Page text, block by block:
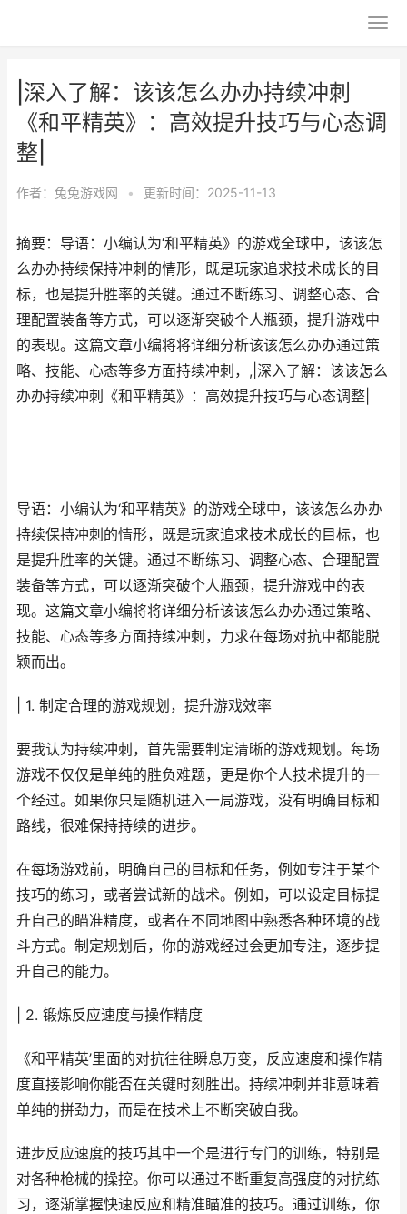
|深入了解：该该怎么办办持续冲刺
《和平精英》：高效提升技巧与心态调
整|
作者： 兔兔游戏网 • 更新时间：2025-11-13
摘要：导语：小编认为‘和平精英》的游戏全球中，该该怎
么办办持续保持冲刺的情形，既是玩家追求技术成长的目
标，也是提升胜率的关键。通过不断练习、调整心态、合
理配置装备等方式，可以逐渐突破个人瓶颈，提升游戏中
的表现。这篇文章小编将将详细分析该该怎么办办通过策
略、技能、心态等多方面持续冲刺，,|深入了解：该该怎么
办办持续冲刺《和平精英》：高效提升技巧与心态调整|
导语：小编认为‘和平精英》的游戏全球中，该该怎么办办
持续保持冲刺的情形，既是玩家追求技术成长的目标，也
是提升胜率的关键。通过不断练习、调整心态、合理配置
装备等方式，可以逐渐突破个人瓶颈，提升游戏中的表
现。这篇文章小编将将详细分析该该怎么办办通过策略、
技能、心态等多方面持续冲刺，力求在每场对抗中都能脱
颖而出。
| 1. 制定合理的游戏规划，提升游戏效率
要我认为持续冲刺，首先需要制定清晰的游戏规划。每场
游戏不仅仅是单纯的胜负难题，更是你个人技术提升的一
个经过。如果你只是随机进入一局游戏，没有明确目标和
路线，很难保持持续的进步。
在每场游戏前，明确自己的目标和任务，例如专注于某个
技巧的练习，或者尝试新的战术。例如，可以设定目标提
升自己的瞄准精度，或者在不同地图中熟悉各种环境的战
斗方式。制定规划后，你的游戏经过会更加专注，逐步提
升自己的能力。
| 2. 锻炼反应速度与操作精度
《和平精英’里面的对抗往往瞬息万变，反应速度和操作精
度直接影响你能否在关键时刻胜出。持续冲刺并非意味着
单纯的拼劲力，而是在技术上不断突破自我。
进步反应速度的技巧其中一个是进行专门的训练，特别是
对各种枪械的操控。你可以通过不断重复高强度的对抗练
习，逐渐掌握快速反应和精准瞄准的技巧。通过训练，你